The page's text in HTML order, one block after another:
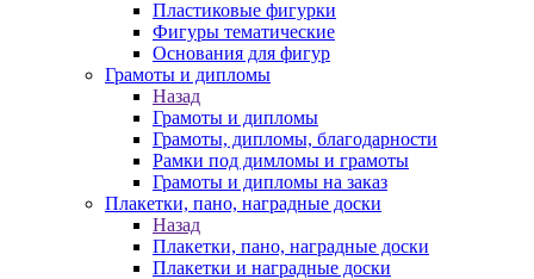
Пластиковые фигурки
Фигуры тематические
Основания для фигур
Грамоты и дипломы
Назад
Грамоты и дипломы
Грамоты, дипломы, благодарности
Рамки под димломы и грамоты
Грамоты и дипломы на заказ
Плакетки, пано, наградные доски
Назад
Плакетки, пано, наградные доски
Плакетки и наградные доски